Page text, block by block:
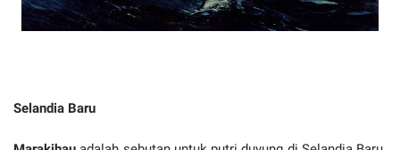
Selandia Baru